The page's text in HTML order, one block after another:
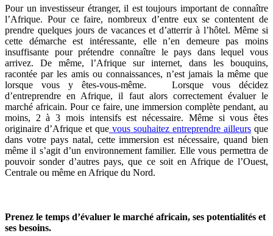
Pour un investisseur étranger, il est toujours important de connaître
l’Afrique. Pour ce faire, nombreux d’entre eux se contentent de
prendre quelques jours de vacances et d’atterrir à l’hôtel. Même si
cette démarche est intéressante, elle n’en demeure pas moins
insuffisante pour prétendre connaître le pays dans lequel vous
arrivez. De même, l’Afrique sur internet, dans les bouquins,
racontée par les amis ou connaissances, n’est jamais la même que
lorsque vous y êtes-vous-même. Lorsque vous décidez
d’entreprendre en Afrique, il faut alors correctement évaluer le
marché africain. Pour ce faire, une immersion complète pendant, au
moins, 2 à 3 mois intensifs est nécessaire. Même si vous êtes
originaire d’Afrique et que vous souhaitez entreprendre ailleurs que
dans votre pays natal, cette immersion est nécessaire, quand bien
même il s’agit d’un environnement familier. Elle vous permettra de
pouvoir sonder d’autres pays, que ce soit en Afrique de l’Ouest,
Centrale ou même en Afrique du Nord.
Prenez le temps d’évaluer le marché africain, ses potentialités et
ses besoins.